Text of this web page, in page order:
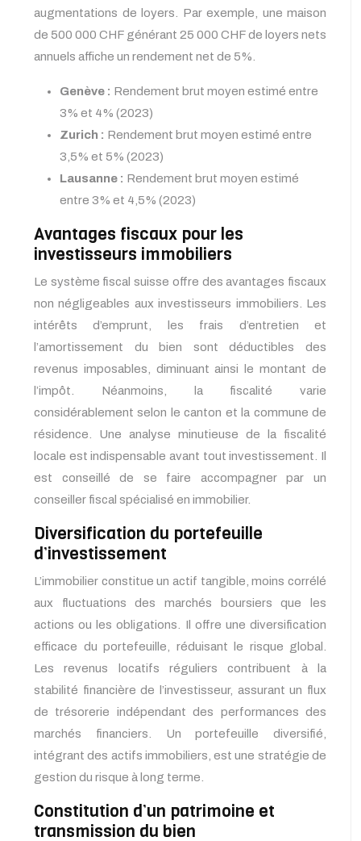
augmentations de loyers. Par exemple, une maison
de 500 000 CHF générant 25 000 CHF de loyers nets
annuels affiche un rendement net de 5%.
Genève : Rendement brut moyen estimé entre
3% et 4% (2023)
Zurich : Rendement brut moyen estimé entre
3,5% et 5% (2023)
Lausanne : Rendement brut moyen estimé
entre 3% et 4,5% (2023)
Avantages fiscaux pour les
investisseurs immobiliers
Le système fiscal suisse offre des avantages fiscaux
non négligeables aux investisseurs immobiliers. Les
intérêts d’emprunt, les frais d’entretien et
l’amortissement du bien sont déductibles des
revenus imposables, diminuant ainsi le montant de
l’impôt. Néanmoins, la fiscalité varie
considérablement selon le canton et la commune de
résidence. Une analyse minutieuse de la fiscalité
locale est indispensable avant tout investissement. Il
est conseillé de se faire accompagner par un
conseiller fiscal spécialisé en immobilier.
Diversification du portefeuille
d’investissement
L’immobilier constitue un actif tangible, moins corrélé
aux fluctuations des marchés boursiers que les
actions ou les obligations. Il offre une diversification
efficace du portefeuille, réduisant le risque global.
Les revenus locatifs réguliers contribuent à la
stabilité financière de l’investisseur, assurant un flux
de trésorerie indépendant des performances des
marchés financiers. Un portefeuille diversifié,
intégrant des actifs immobiliers, est une stratégie de
gestion du risque à long terme.
Constitution d’un patrimoine et
transmission du bien